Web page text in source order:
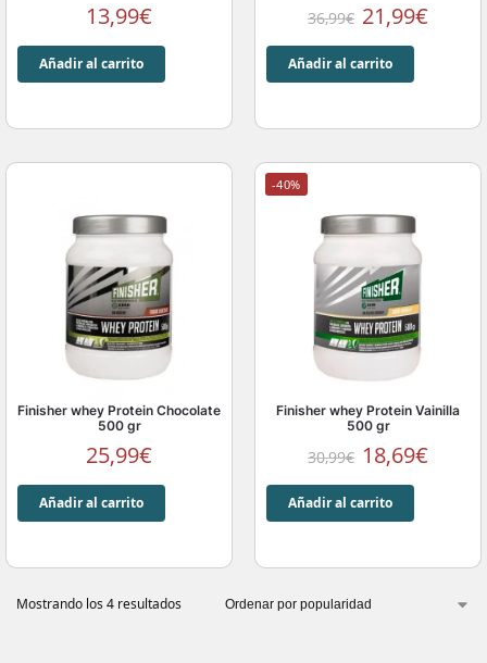
13,99€
Añadir al carrito
36,99€ 21,99€
Añadir al carrito
Finisher whey Protein Chocolate
500 gr
25,99€
Añadir al carrito
-40%
Finisher whey Protein Vainilla
500 gr
30,99€ 18,69€
Añadir al carrito
Mostrando los 4 resultados